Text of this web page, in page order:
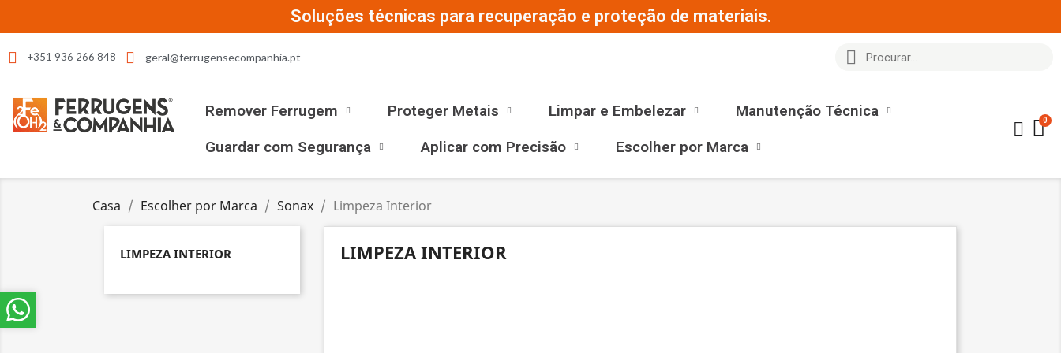
Soluções técnicas para recuperação e proteção de materiais.
+351 936 266 848 geral@ferrugensecompanhia.pt
Remover Ferrugem Proteger Metais Limpar e Embelezar
Manutenção Técnica
Guardar com Segurança
Aplicar com Precisão Escolher por Marca
Casa Escolher por Marca Sonax Limpeza Interior
LIMPEZA INTERIOR LIMPEZA INTERIOR